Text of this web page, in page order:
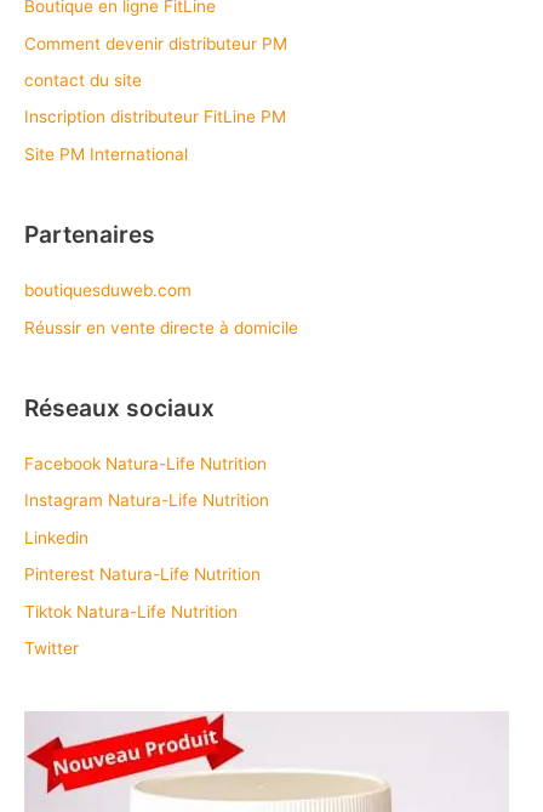
Boutique en ligne FitLine
Comment devenir distributeur PM
contact du site
Inscription distributeur FitLine PM
Site PM International
Partenaires
boutiquesduweb.com
Réussir en vente directe à domicile
Réseaux sociaux
Facebook Natura-Life Nutrition
Instagram Natura-Life Nutrition
Linkedin
Pinterest Natura-Life Nutrition
Tiktok Natura-Life Nutrition
Twitter